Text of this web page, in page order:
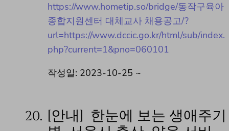
https://www.hometip.so/bridge/동작구육아
종합지원센터 대체교사 채용공고/?
url=https://www.dccic.go.kr/html/sub/index.
php?current=1&pno=060101
작성일: 2023-10-25 ~
20.
[안내] 한눈에 보는 생애주기